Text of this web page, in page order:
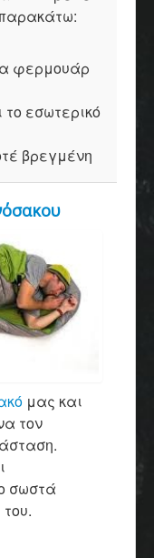
φερμουάρ
εσωτερικό
βρεγμένη
μας και
τον
σωστά